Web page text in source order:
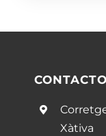
CONTACTO
Xàtiva